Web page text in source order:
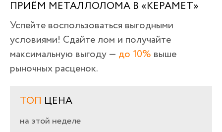
ПРИЁМ МЕТАЛЛОЛОМА В «КЕРАМЕТ»
Успейте воспользоваться выгодными
условиями! Сдайте лом и получайте
максимальную выгоду — до 10% выше
рыночных расценок.
ТОП ЦЕНА
на этой неделе